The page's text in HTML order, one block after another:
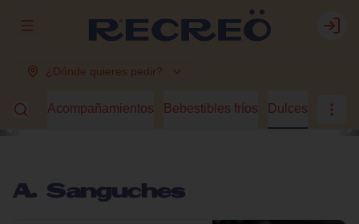
Abrir menu de navegación Login
¿Dónde quieres pedir?
Acompañamientos Bebestibles fríos Dulces
A. Sanguches